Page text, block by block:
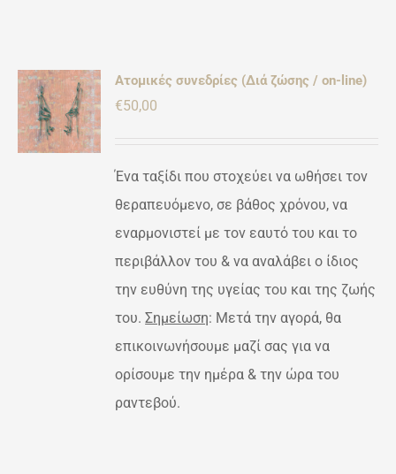
Ατομικές συνεδρίες (Διά ζώσης / on-line)
€50,00
Ένα ταξίδι που στοχεύει να ωθήσει τον
θεραπευόμενο, σε βάθος χρόνου, να
εναρμονιστεί με τον εαυτό του και το
περιβάλλον του & να αναλάβει ο ίδιος
την ευθύνη της υγείας του και της ζωής
του.Σημείωση: Μετά την αγορά, θα
επικοινωνήσουμε μαζί σας για να
ορίσουμε την ημέρα & την ώρα του
ραντεβού.